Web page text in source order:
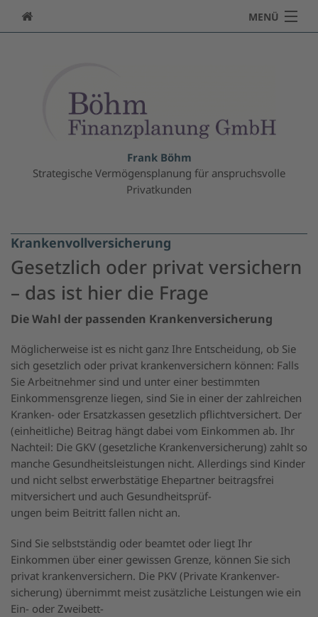
MENÜ
Vermögensanlage
Beteiligungen
Risiko-Management/Versicherungen
Online Geldanlage
ESG-Informationen
Nachhaltigkeitsstrategie
Frank Böhm
Strategische Vermögensplanung für anspruchsvolle
Privatkunden
Krankenvollversicherung
Gesetzlich oder privat versichern
– das ist hier die Frage
Die Wahl der passenden Krankenversicherung
Möglicherweise ist es nicht ganz Ihre Entscheidung, ob Sie
sich gesetzlich oder privat krankenversichern können: Falls
Sie Arbeitnehmer sind und unter einer bestimmten
Einkommensgrenze liegen, sind Sie in einer der zahlreichen
Kranken- oder Ersatzkassen gesetzlich pflichtversichert. Der
(einheitliche) Beitrag hängt dabei vom Einkommen ab. Ihr
Nachteil: Die GKV (gesetzliche Krankenversicherung) zahlt so
manche Gesundheitsleistungen nicht. Allerdings sind Kinder
und nicht selbst erwerbstätige Ehepartner beitragsfrei
mitversichert und auch Gesundheitsprüf-
ungen beim Beitritt fallen nicht an.
Sind Sie selbstständig oder beamtet oder liegt Ihr
Einkommen über einer gewissen Grenze, können Sie sich
privat krankenversichern. Die PKV (Private Krankenver-
sicherung) übernimmt meist zusätzliche Leistungen wie ein
Ein- oder Zweibett-